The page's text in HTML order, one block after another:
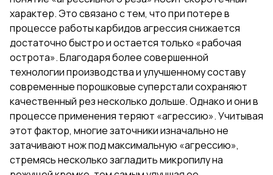
характер. Это связано с тем, что при потере в
процессе работы карбидов агрессия снижается
достаточно быстро и остается только «рабочая
острота». Благодаря более совершенной
технологии производства и улучшенному составу
современные порошковые суперстали сохраняют
качественный рез несколько дольше. Однако и они в
процессе применения теряют «агрессию». Учитывая
этот фактор, многие заточники изначально не
затачивают нож под максимальную «агрессию»,
стремясь несколько загладить микропилу на